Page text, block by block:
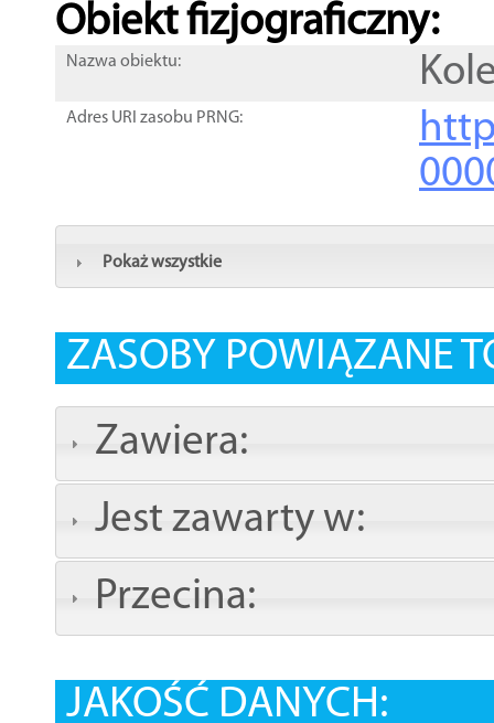
Obiekt fizjograficzny:
Nazwa obiektu:
Adres URI zasobu PRNG:
Pokaż wszystkie
ZASOBY POWIĄZANE
Zawiera:
Jest zawarty w:
Przecina:
JAKOŚĆ DANYCH: